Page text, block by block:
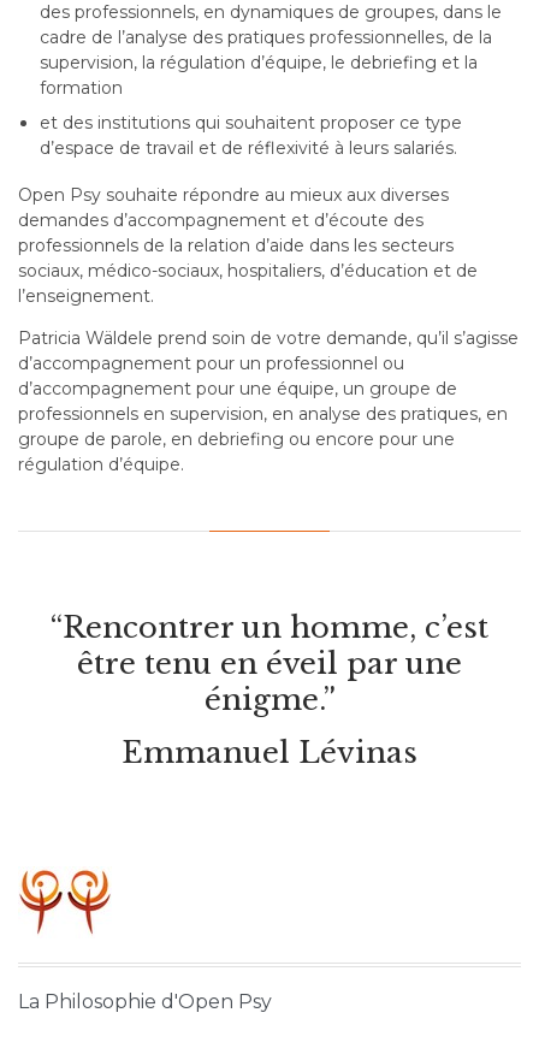
des professionnels, en dynamiques de groupes, dans le
cadre de l’analyse des pratiques professionnelles, de la
supervision, la régulation d’équipe, le debriefing et la
formation
et des institutions qui souhaitent proposer ce type
d’espace de travail et de réflexivité à leurs salariés.
Open Psy souhaite répondre au mieux aux diverses
demandes d’accompagnement et d’écoute des
professionnels de la relation d’aide dans les secteurs
sociaux, médico-sociaux, hospitaliers, d’éducation et de
l’enseignement.
Patricia Wäldele prend soin de votre demande, qu’il s’agisse
d’accompagnement pour un professionnel ou
d’accompagnement pour une équipe, un groupe de
professionnels en supervision, en analyse des pratiques, en
groupe de parole, en debriefing ou encore pour une
régulation d’équipe.
“Rencontrer un homme, c’est
être tenu en éveil par une
énigme.”
Emmanuel Lévinas
La Philosophie d'Open Psy